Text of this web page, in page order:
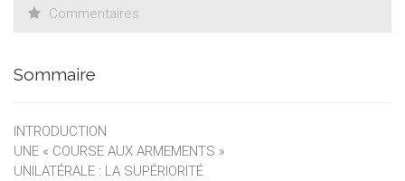
une influence majeure sur les développements ou non-
Commentaires
Sommaire
INTRODUCTION
UNE « COURSE AUX ARMEMENTS »
UNILATÉRALE : LA SUPÉRIORITÉ